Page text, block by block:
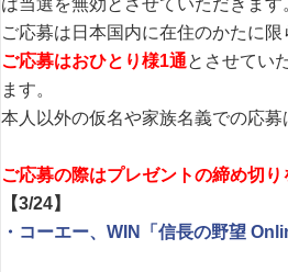
は当選を無効とさせていただきます
ご応募は日本国内に在住のかたに
ご応募はおひとり様1通とさせてい
ます。
本人以外の仮名や家族名義での応
ご応募の際はプレゼントの締め切
【3/24】
・コーエー、WIN「信長の野望